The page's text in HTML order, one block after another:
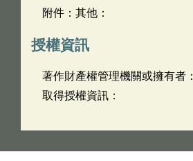
附件：其他：
授權資訊
著作財產權管理機關或擁有者：
取得授權資訊：